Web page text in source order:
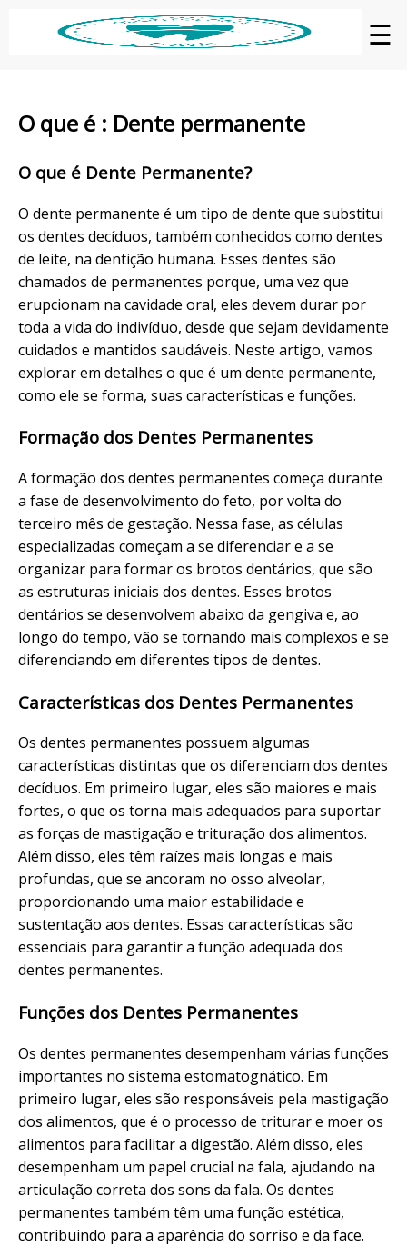
☰
O que é : Dente permanente
O que é Dente Permanente?
O dente permanente é um tipo de dente que substitui
os dentes decíduos, também conhecidos como dentes
de leite, na dentição humana. Esses dentes são
chamados de permanentes porque, uma vez que
erupcionam na cavidade oral, eles devem durar por
toda a vida do indivíduo, desde que sejam devidamente
cuidados e mantidos saudáveis. Neste artigo, vamos
explorar em detalhes o que é um dente permanente,
como ele se forma, suas características e funções.
Formação dos Dentes Permanentes
A formação dos dentes permanentes começa durante
a fase de desenvolvimento do feto, por volta do
terceiro mês de gestação. Nessa fase, as células
especializadas começam a se diferenciar e a se
organizar para formar os brotos dentários, que são
as estruturas iniciais dos dentes. Esses brotos
dentários se desenvolvem abaixo da gengiva e, ao
longo do tempo, vão se tornando mais complexos e se
diferenciando em diferentes tipos de dentes.
Características dos Dentes Permanentes
Os dentes permanentes possuem algumas
características distintas que os diferenciam dos dentes
decíduos. Em primeiro lugar, eles são maiores e mais
fortes, o que os torna mais adequados para suportar
as forças de mastigação e trituração dos alimentos.
Além disso, eles têm raízes mais longas e mais
profundas, que se ancoram no osso alveolar,
proporcionando uma maior estabilidade e
sustentação aos dentes. Essas características são
essenciais para garantir a função adequada dos
dentes permanentes.
Funções dos Dentes Permanentes
Os dentes permanentes desempenham várias funções
importantes no sistema estomatognático. Em
primeiro lugar, eles são responsáveis pela mastigação
dos alimentos, que é o processo de triturar e moer os
alimentos para facilitar a digestão. Além disso, eles
desempenham um papel crucial na fala, ajudando na
articulação correta dos sons da fala. Os dentes
permanentes também têm uma função estética,
contribuindo para a aparência do sorriso e da face.